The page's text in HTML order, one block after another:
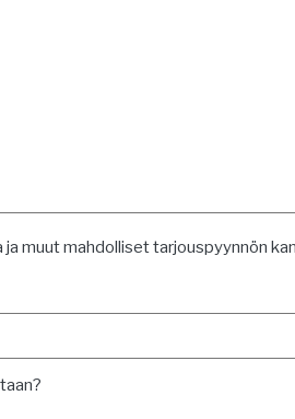
muut mahdolliset tarjouspyynnön